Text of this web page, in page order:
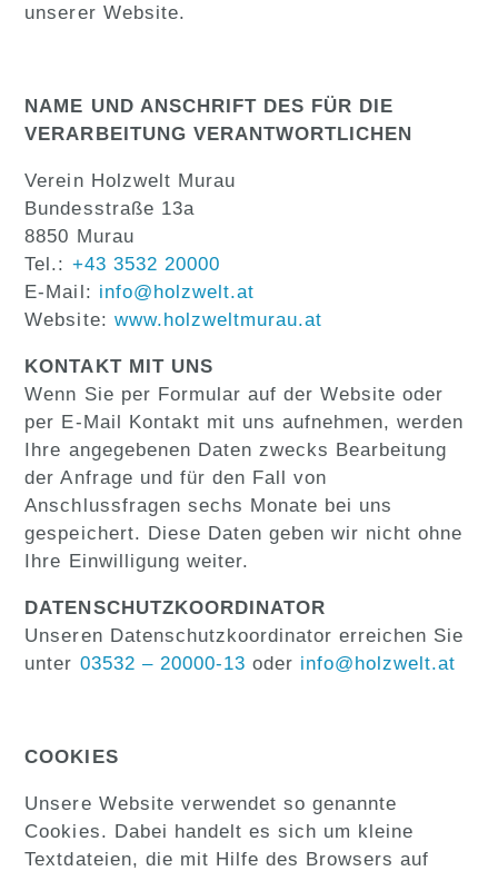
unserer Website.
NAME UND ANSCHRIFT DES FÜR DIE
VERARBEITUNG VERANTWORTLICHEN
Verein Holzwelt Murau
Bundesstraße 13a
8850 Murau
Tel.: +43 3532 20000
E-Mail: info@holzwelt.at
Website: www.holzweltmurau.at
KONTAKT MIT UNS
Wenn Sie per Formular auf der Website oder
per E-Mail Kontakt mit uns aufnehmen, werden
Ihre angegebenen Daten zwecks Bearbeitung
der Anfrage und für den Fall von
Anschlussfragen sechs Monate bei uns
gespeichert. Diese Daten geben wir nicht ohne
Ihre Einwilligung weiter.
DATENSCHUTZKOORDINATOR
Unseren Datenschutzkoordinator erreichen Sie
unter 03532 – 20000-13 oder info@holzwelt.at
COOKIES
Unsere Website verwendet so genannte
Cookies. Dabei handelt es sich um kleine
Textdateien, die mit Hilfe des Browsers auf